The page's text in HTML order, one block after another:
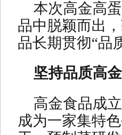
本次高金高
品中脱颖而出
品长期贯彻“品
坚持品质高
高金食品成
成为一家集特